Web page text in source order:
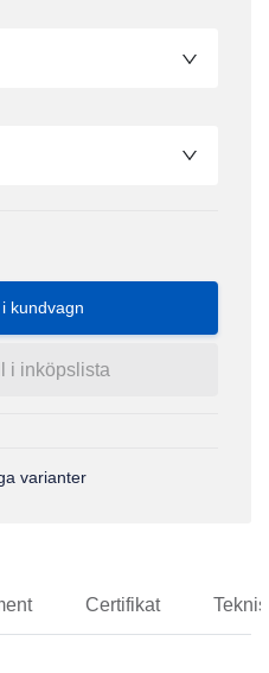
kundvagn
i inköpslista
varianter
Certifikat